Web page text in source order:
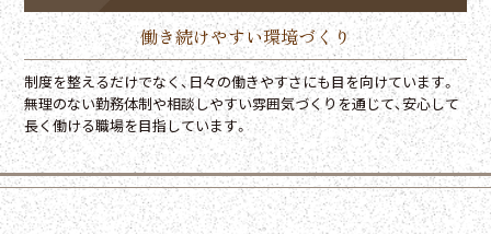
働き続けやすい環境づくり
制度を整えるだけでなく、日々の働きやすさにも目を向けています。
無理のない勤務体制や相談しやすい雰囲気づくりを通じて、安心して
長く働ける職場を目指しています。